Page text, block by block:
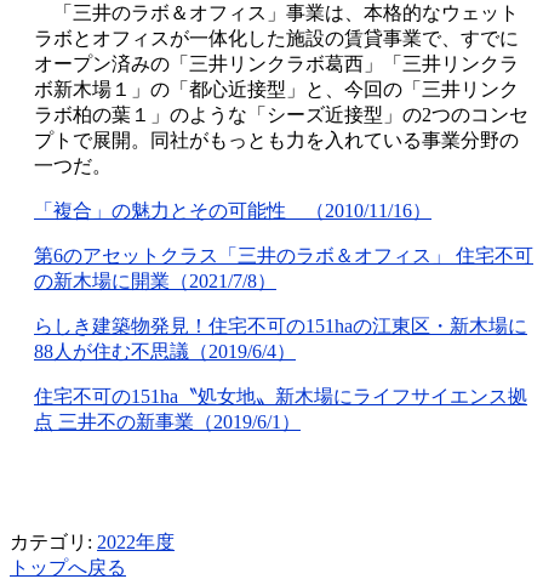
「三井のラボ＆オフィス」事業は、本格的なウェット
ラボとオフィスが一体化した施設の賃貸事業で、すでに
オープン済みの「三井リンクラボ葛西」「三井リンクラ
ボ新木場１」の「都心近接型」と、今回の「三井リンク
ラボ柏の葉１」のような「シーズ近接型」の2つのコンセ
プトで展開。同社がもっとも力を入れている事業分野の
一つだ。
「複合」の魅力とその可能性 （2010/11/16）
第6のアセットクラス「三井のラボ＆オフィス」 住宅不可
の新木場に開業（2021/7/8）
らしき建築物発見！住宅不可の151haの江東区・新木場に
88人が住む不思議（2019/6/4）
住宅不可の151ha〝処女地〟新木場にライフサイエンス拠
点 三井不の新事業（2019/6/1）
カテゴリ: 2022年度
トップへ戻る